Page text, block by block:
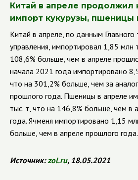
Китай в апреле продолжил
импорт кукурузы, пшеницы
Китай в апреле, по данным
управления, импортировал 1,85 млн
108,6% больше, чем в апреле
начала 2021 года импортировано
что на 301,2% больше, чем за
прошлого года. Пшеницы в апреле
тыс. т, что на 146,8% больше, чем в
года. Ячменя импортировано 1,15
больше, чем в апреле прошлого года.
Источник:zol.ru, 18.05.2021